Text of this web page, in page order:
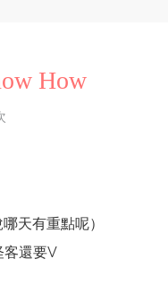
How
天有重點呢）
客還要V